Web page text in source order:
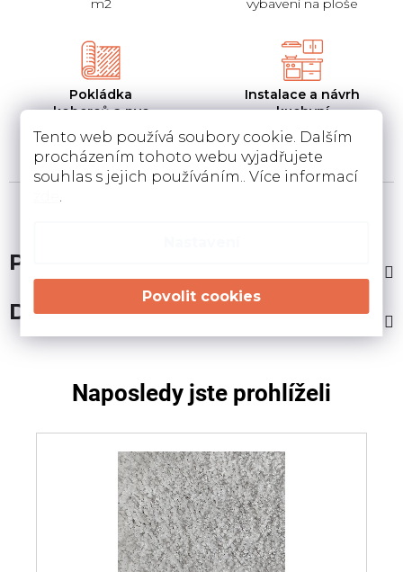
Tento web používá soubory cookie. Dalším
procházením tohoto webu vyjadřujete
souhlas s jejich používáním.. Více informací
.
m2
vybavení na ploše
Pokládka
koberců a pvc
Pokládka a zamněření
podlahovin u Vás doma
Instalace a návrh
kuchyní
Návrh kuchyní v 3D a
instalace u Vás doma
Popis
Diskuze
Naposledy jste prohlíželi